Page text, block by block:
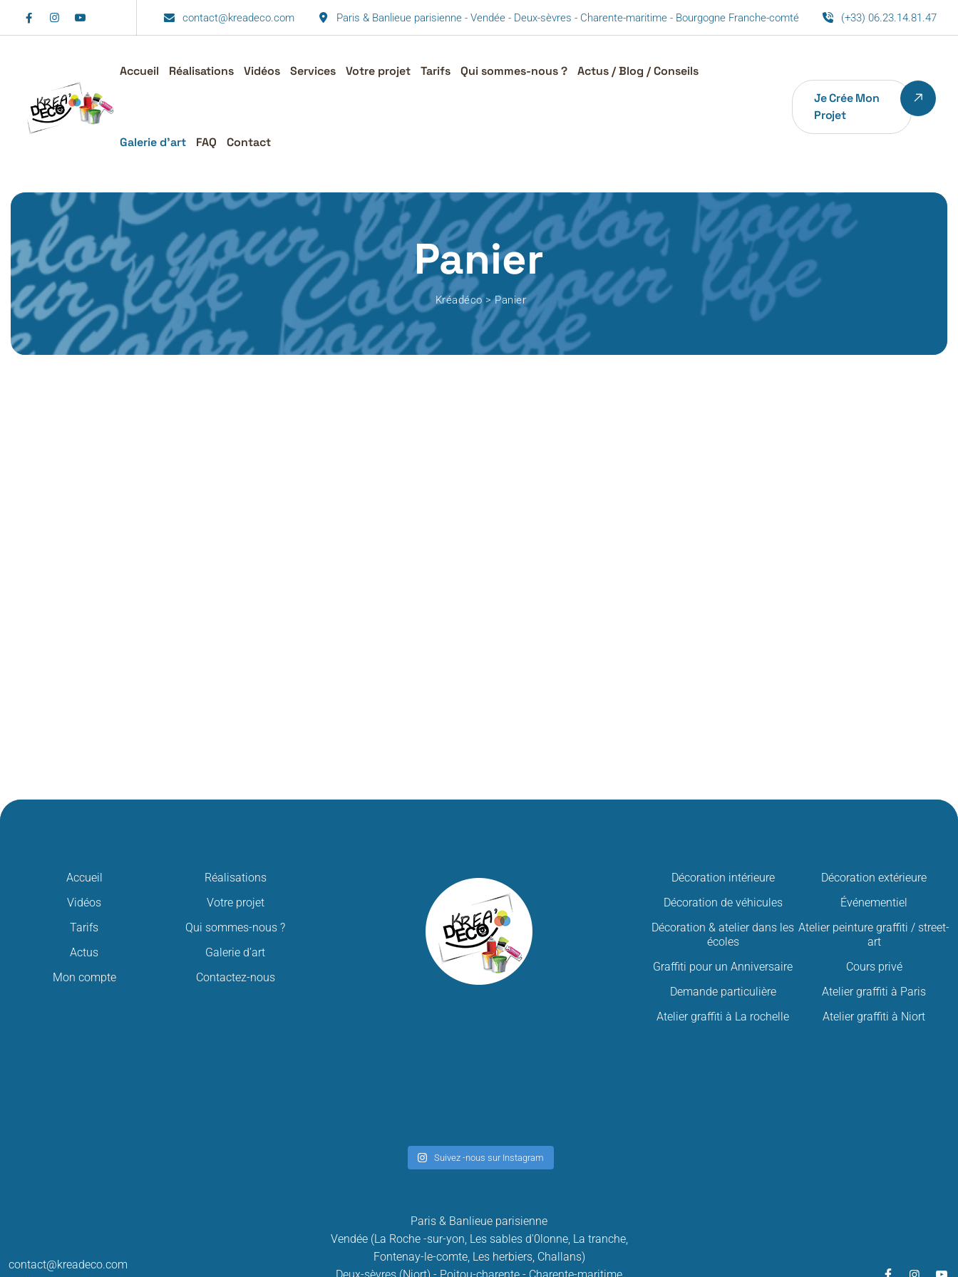
contact@kreadeco.com Paris & Banlieue parisienne - Vendée - Deux-sèvres - Charente-maritime - Bourgogne Franche-comté (+33) 06.23.14.81.47
Accueil Réalisations Vidéos Services Votre projet Tarifs Qui sommes-nous ? Actus / Blog / Conseils
Galerie d’art FAQ Contact
Je Crée Mon
Projet
Panier
Kréadéco>Panier
Accueil
Réalisations
Vidéos
Votre projet
Tarifs
Qui sommes-nous ?
Actus
Galerie d’art
Mon compte
Contactez-nous
Décoration intérieure
Décoration extérieure
Décoration de véhicules
Événementiel
Décoration & atelier dans les
écoles
Atelier peinture graffiti / street-
art
Graffiti pour un Anniversaire
Cours privé
Demande particulière
Atelier graffiti à Paris
Atelier graffiti à La rochelle
Atelier graffiti à Niort
Suivez -nous sur Instagram
contact@kreadeco.com
Paris & Banlieue parisienne
Vendée (La Roche -sur-yon, Les sables d'0lonne, La tranche,
Fontenay-le-comte, Les herbiers, Challans)